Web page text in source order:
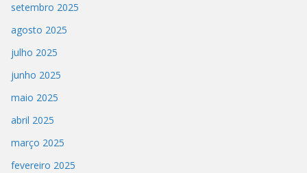
setembro 2025
agosto 2025
julho 2025
junho 2025
maio 2025
abril 2025
março 2025
fevereiro 2025